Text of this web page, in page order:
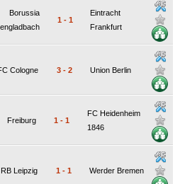
Borussia
1 - 1
Eintracht
Frankfurt
Cologne 3 - 2 Union Berlin
Freiburg 1 - 1
FC Heidenheim
1846
RB Leipzig 1 - 1 Werder Bremen